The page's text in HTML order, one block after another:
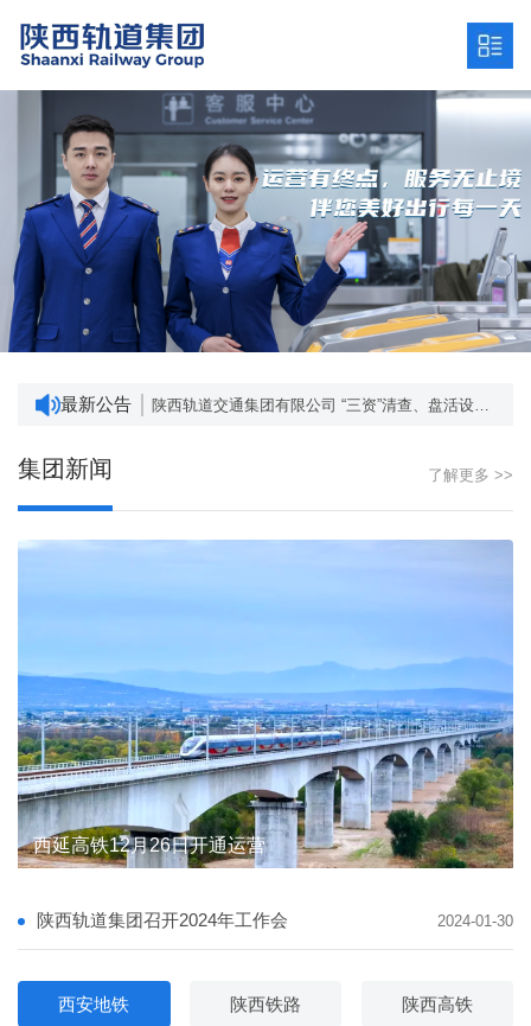
最新公告
陕西轨道交通集团有限公司发展战略研究服务项目招标公告 （项目编号：SCZC2024-ZB-1456/001）
深入贯彻中央八项规定精神学习教育 网络意见箱
陕西轨道交通集团有限公司 “三资”清查、盘活设计及资产管理系统建设项目询价公告
深入贯彻中央八项规定精神学习教育 网络意见箱
集团新闻 了解更多 >>
陕西轨道集团与省邮政管理局携手推进“轨道交通+邮政快递”融合发展
陕西轨道集团督导宝麟铁路公司安全生产与防汛备汛
陕西轨道交通集团有限公司 主要负责人及安全生产管理人员安全教育专题培训班圆满完成
西延高铁12月26日开通运营
陕西轨道集团举行学习贯彻党的二十届四中全会精神宣讲报告会
陕西轨道集团与省邮政管理局携手推进“轨道交通+邮政快递”融合发展
陕西轨道集团督导宝麟铁路公司安全生产与防汛备汛
陕西轨道集团召开2024年工作会 2024-01-30
西安地铁 陕西铁路 陕西高铁